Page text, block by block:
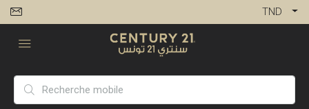
TND